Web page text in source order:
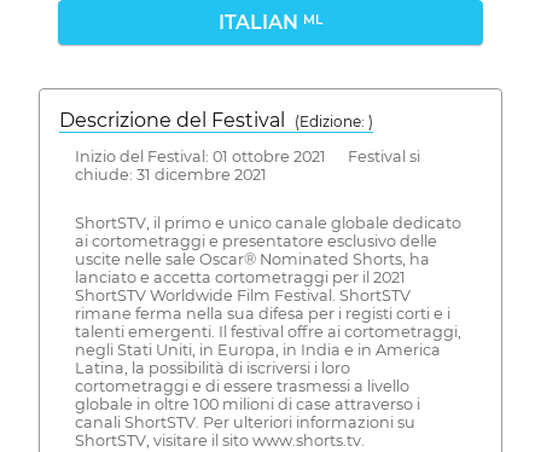
ITALIAN ML
Descrizione del Festival
( Edizione: )
Inizio del Festival: 01 ottobre 2021 Festival si
chiude: 31 dicembre 2021
ShortSTV, il primo e unico canale globale dedicato
ai cortometraggi e presentatore esclusivo delle
uscite nelle sale Oscar® Nominated Shorts, ha
lanciato e accetta cortometraggi per il 2021
ShortSTV Worldwide Film Festival. ShortSTV
rimane ferma nella sua difesa per i registi corti e i
talenti emergenti. Il festival offre ai cortometraggi,
negli Stati Uniti, in Europa, in India e in America
Latina, la possibilità di iscriversi i loro
cortometraggi e di essere trasmessi a livello
globale in oltre 100 milioni di case attraverso i
canali ShortSTV. Per ulteriori informazioni su
ShortSTV, visitare il sito www.shorts.tv.